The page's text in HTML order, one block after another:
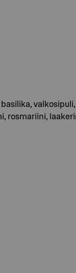
rosmariini,